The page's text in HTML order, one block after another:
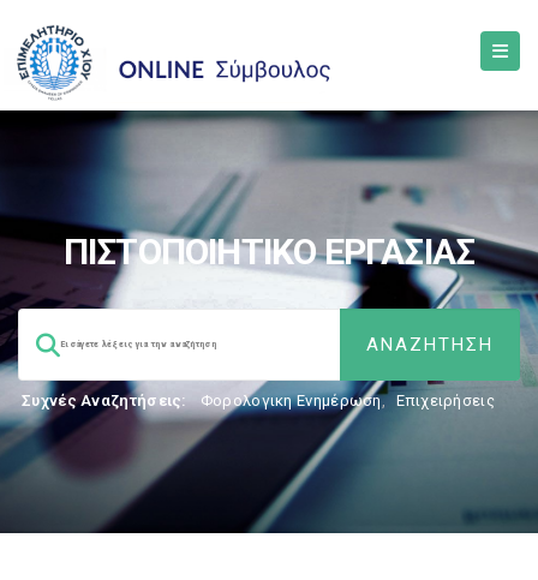
ΠΙΣΤΟΠΟΙΗΤΙΚΟ ΕΡΓΑΣΙΑΣ
Συχνές Αναζητήσεις: Φορολογικη Ενημέρωση, Επιχειρήσεις